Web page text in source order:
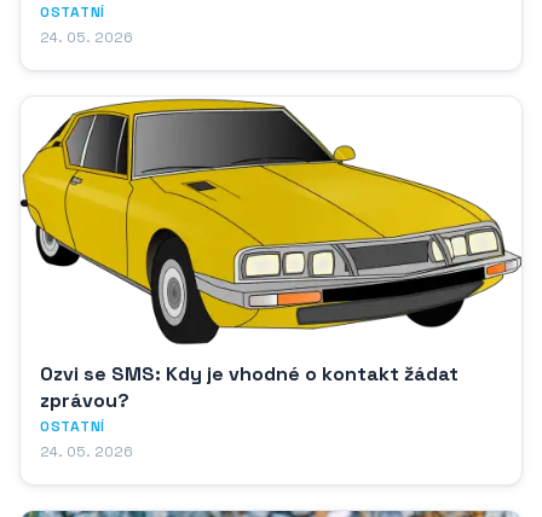
OSTATNÍ
24. 05. 2026
Ozvi se SMS: Kdy je vhodné o kontakt žádat
zprávou?
OSTATNÍ
24. 05. 2026